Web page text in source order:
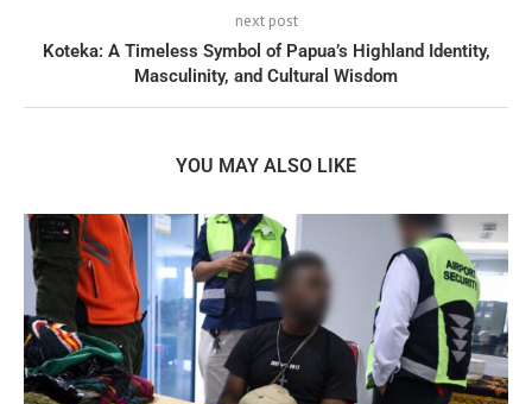
next post
Koteka: A Timeless Symbol of Papua’s Highland Identity,
Masculinity, and Cultural Wisdom
YOU MAY ALSO LIKE